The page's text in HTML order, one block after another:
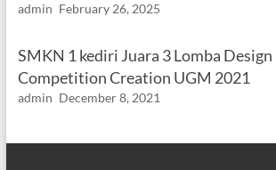
admin February 26, 2025
SMKN 1 kediri Juara 3 Lomba
Competition Creation UGM 2021
admin December 8, 2021